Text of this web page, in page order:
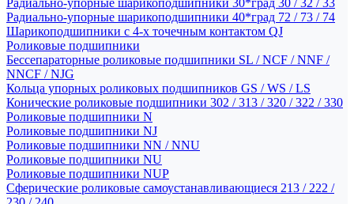
Радиально-упорные шарикоподшипники 30*град 30 / 32 / 33
Радиально-упорные шарикоподшипники 40*град 72 / 73 / 74
Шарикоподшипники с 4-х точечным контактом QJ
Роликовые подшипники
Бессепараторные роликовые подшипники SL / NCF / NNF /
NNCF / NJG
Кольца упорных роликовых подшипников GS / WS / LS
Конические роликовые подшипники 302 / 313 / 320 / 322 / 330
Роликовые подшипники N
Роликовые подшипники NJ
Роликовые подшипники NN / NNU
Роликовые подшипники NU
Роликовые подшипники NUP
Сферические роликовые самоустанавливающиеся 213 / 222 /